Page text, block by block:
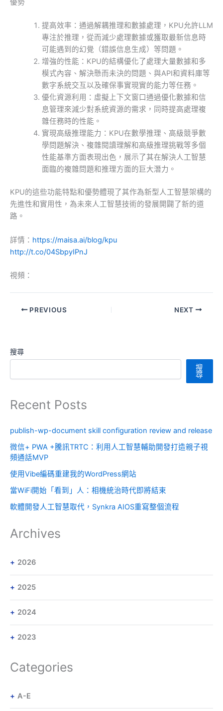
優勢
提高效率：通過解耦推理和數據處理，KPU允許LLM
專注於推理，從而減少處理數據或獲取最新信息時
可能遇到的幻覺（錯誤信息生成）等問題。
增強的性能：KPU的結構優化了處理大量數據和多
模式內容、解決懸而未決的問題、與API和資料庫等
數字系統交互以及確保事實現實的能力等任務。
優化資源利用：虛擬上下文窗口通過優化數據和信
息管理來減少對系統資源的需求，同時提高處理複
雜任務時的性能。
實現高級推理能力：KPU在數學推理、高級競爭數
學問題解決、複雜閱讀理解和高級推理挑戰等多個
性能基準方面表現出色，展示了其在解決人工智慧
面臨的複雜問題和推理方面的巨大潛力。
KPU的這些功能特點和優勢體現了其作為新型人工智慧架構的
先進性和實用性，為未來人工智慧技術的發展開闢了新的道
路。
詳情： https://maisa.ai/blog/kpu
http://t.co/04SbpyIPnJ
視頻：
PREVIOUS NEXT
搜尋
搜
尋
Recent Posts
publish-wp-document skill configuration review and release
微信+ PWA +騰訊TRTC：利用人工智慧輔助開發打造親子視
頻通話MVP
使用Vibe編碼重建我的WordPress網站
當WiFi開始「看到」人：相機統治時代即將結束
軟體開發人工智慧取代，Synkra AIOS重寫整個流程
Archives
2026
2025
2024
2023
Categories
A-E